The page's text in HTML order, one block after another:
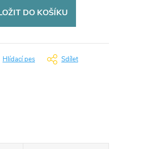
DO KOŠÍKU
Hlídací pes Sdílet